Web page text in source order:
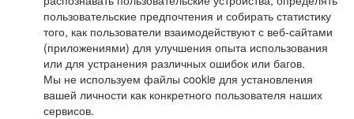
пользовательские предпочтения и собирать статистику
того, как пользователи взаимодействуют с веб-сайтами
(приложениями) для улучшения опыта использования
или для устранения различных ошибок или багов.
Мы не используем файлы cookie для установления
вашей личности как конкретного пользователя наших
сервисов.